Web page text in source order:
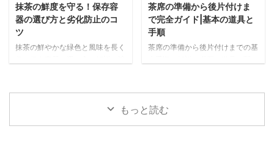
抹茶の鮮度を守る！保存容
器の選び方と劣化防止のコ
ツ
抹茶の鮮やかな緑色と風味を長く
ス・プラスチック製など素材別の
メリット・デメリットを詳しく紹
茶席の準備から後片付けま
で完全ガイド|基本の道具と
手順
茶席の準備から後片付けまでの基
たおもてなしを実現するポイント
をわかりやすく紹介します。
もっと読む